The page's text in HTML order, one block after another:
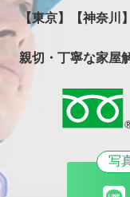
【東京】【神奈川
親切・丁寧な家屋
写